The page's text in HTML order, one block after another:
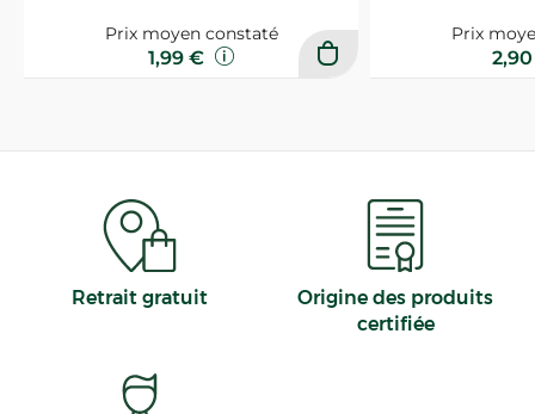
Prix moyen constaté
1,99 €
Prix
Retrait gratuit
Origine des produits
certifiée